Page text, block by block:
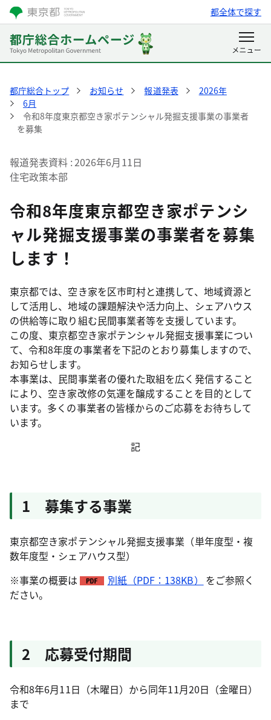
都全体で探す
都庁総合トップ お知らせ 報道発表
2026年
6月
令和8年度東京都空き家ポテンシャル発掘支援事業の事業者
を募集
報道発表資料 2026年6月11日
住宅政策本部
令和8年度東京都空き家ポテンシ
ャル発掘支援事業の事業者を募集
します！
東京都では、空き家を区市町村と連携して、地域資源と
して活用し、地域の課題解決や活力向上、シェアハウス
の供給等に取り組む民間事業者等を支援しています。
この度、東京都空き家ポテンシャル発掘支援事業につい
て、令和8年度の事業者を下記のとおり募集しますので、
お知らせします。
本事業は、民間事業者の優れた取組を広く発信すること
により、空き家改修の気運を醸成することを目的として
います。多くの事業者の皆様からのご応募をお待ちして
います。
記
1 募集する事業
東京都空き家ポテンシャル発掘支援事業（単年度型・複
数年度型・シェアハウス型）
※事業の概要は
別紙（PDF：138KB）
をご参照く
ださい。
2 応募受付期間
令和8年6月11日（木曜日）から同年11月20日（金曜日）
まで